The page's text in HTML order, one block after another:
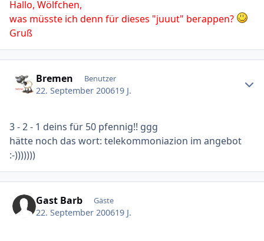
Hallo, Wölfchen,
was müsste ich denn für dieses "juuut" berappen?
Gruß
Bremen Benutzer
22. September 200619 J.
3 - 2 - 1 deins für 50 pfennig!! ggg
hätte noch das wort: telekommoniazion im angebot
:-)))))))
Gast Barb Gäste
22. September 200619 J.